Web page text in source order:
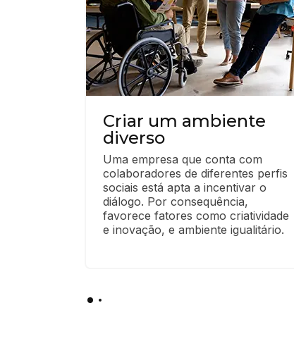
Criar um ambiente
diverso
Uma empresa que conta com
colaboradores de diferentes perfis
sociais está apta a incentivar o
diálogo. Por consequência,
favorece fatores como criatividade
e inovação, e ambiente igualitário.